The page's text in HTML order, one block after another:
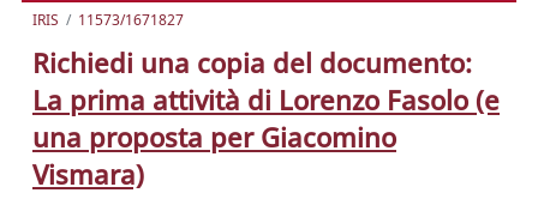
IRIS 11573/1671827
Richiedi una copia del documento:
La prima attività di Lorenzo Fasolo (e
una proposta per Giacomino
Vismara)